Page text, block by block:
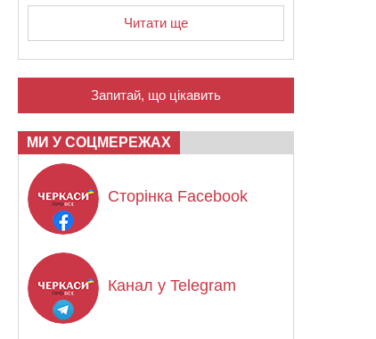
Читати ще
Запитай, що цікавить
МИ У СОЦМЕРЕЖАХ
Сторінка Facebook
Канал у Telegram